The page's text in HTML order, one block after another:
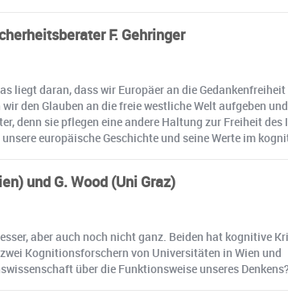
F. Gehringer
daran, dass wir Europäer an die
den Glauben an die freie westliche Welt aufgeben
denn sie pflegen eine andere Haltung zur Freiheit
europäische Geschichte und seine Werte im
und G. Wood (Uni Graz)
aber auch noch nicht ganz. Beiden hat kognitive
Kognitionsforschern von Universitäten in Wien
über die Funktionsweise unseres